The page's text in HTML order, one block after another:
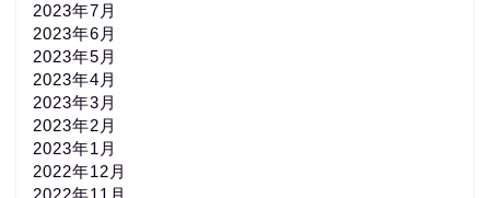
2023年7月
2023年6月
2023年5月
2023年4月
2023年3月
2023年2月
2023年1月
2022年12月
2022年11月